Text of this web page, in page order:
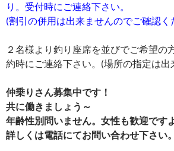
り。受付時にご連絡下さい。
(割引の併用は出来ませんのでご確認く
２名様より釣り座席を並びでご希望の
約時にご連絡下さい。(場所の指定は出
仲乗りさん募集中です！
共に働きましょう～
年齢性別問いません。女性も歓迎ですよ
詳しくは電話にてお問い合わせ下さい。